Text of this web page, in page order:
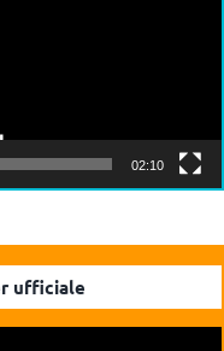
02:10
ufficiale